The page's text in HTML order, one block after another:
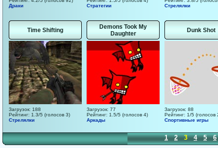
Драки
Стратегии
Стрелялки
Time Shifting
Загрузок: 188
Рейтинг: 1.3/5 (голосов 3)
Стрелялки
Demons Took My
Daughter
Загрузок: 77
Рейтинг: 1.5/5 (голосов 4)
Аркады
Dunk Shot
Загрузок: 88
Рейтинг: 1/5 (голосов
Спортивные игры
1 2 3 4 5 6